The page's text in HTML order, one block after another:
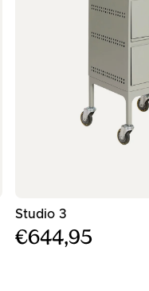
βάση χιαστί
Studio 3- Πράσινος
€644,95